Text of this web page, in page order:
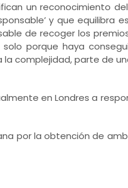
un reconocimiento
y que equilibra
de recoger los
porque haya
complejidad, parte de
en Londres a
por la obtención de